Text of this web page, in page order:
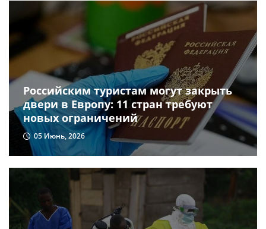
Российским туристам могут закрыть
двери в Европу: 11 стран требуют
новых ограничений
05 Июнь, 2026